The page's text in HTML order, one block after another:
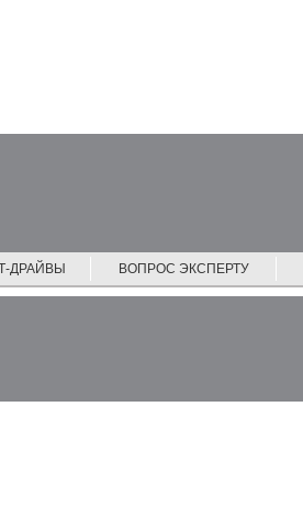
ДРАЙВЫ ВОПРОС ЭКСПЕРТУ